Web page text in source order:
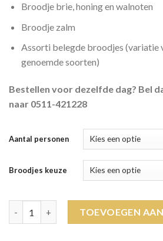
Broodje brie, honing en walnoten
Broodje zalm
Assorti belegde broodjes (variatie
genoemde soorten)
Bestellen voor dezelfde dag? Bel
naar 0511-421228
Aantal personen
Broodjes keuze
TOEVOEGEN